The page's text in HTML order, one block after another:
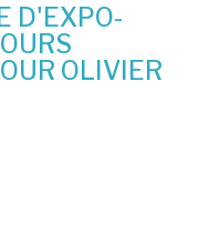
D'EXPO-
OLIVIER